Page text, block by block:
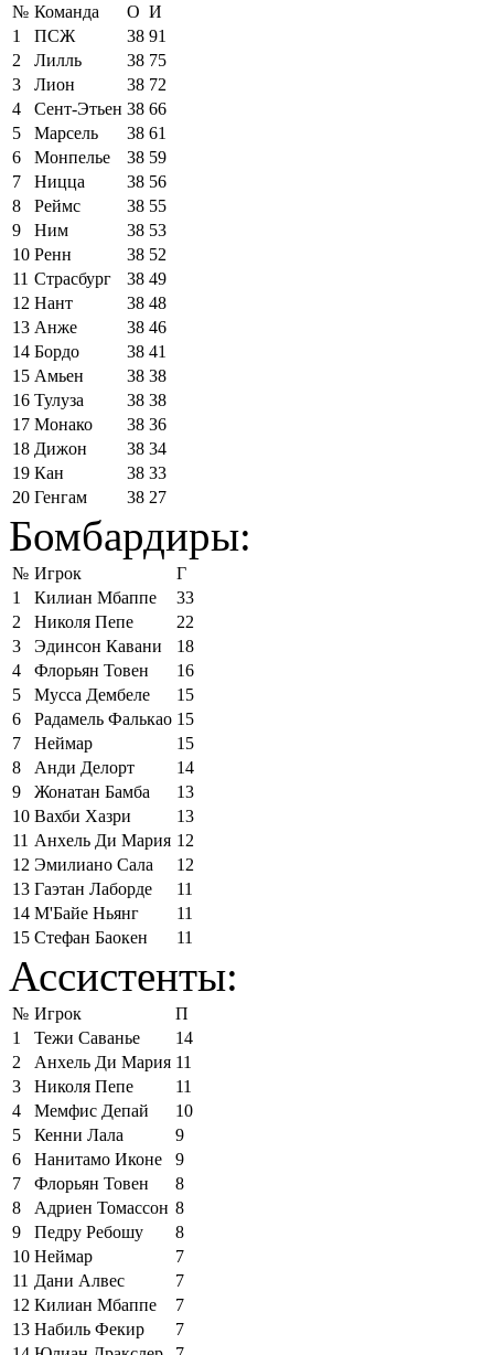
№ Команда О И
1
ПСЖ 38 91
2
Лилль 38 75
3
Лион 38 72
4
Сент-Этьен 38 66
5
Марсель 38 61
6
Монпелье 38 59
7
Ницца 38 56
8
Реймс 38 55
9
Ним 38 53
10 Ренн 38 52
11 Страсбург 38 49
12 Нант 38 48
13 Анже 38 46
14 Бордо 38 41
15 Амьен 38 38
16 Тулуза 38 38
17 Монако 38 36
18 Дижон 38 34
19 Кан 38 33
20 Генгам 38 27
Бомбардиры:
№ Игрок
Г
1
Килиан Мбаппе
33
2
Николя Пепе
22
3
Эдинсон Кавани
18
4
Флорьян Товен
16
5
Мусса Дембеле
15
6
Радамель Фалькао 15
7
Неймар
15
8
Анди Делорт
14
9
Жонатан Бамба
13
10 Вахби Хазри
13
11 Анхель Ди Мария 12
12 Эмилиано Сала
12
13 Гаэтан Лаборде
11
14 М'Байе Ньянг
11
15 Стефан Баокен 11
Ассистенты:
№ Игрок
П
1
Тежи Саванье
14
2
Анхель Ди Мария 11
3
Николя Пепе
11
4
Мемфис Депай
10
5
Кенни Лала
9
6
Нанитамо Иконе
9
7
Флорьян Товен
8
8
Адриен Томассон 8
9
Педру Ребошу
8
10 Неймар
7
11 Дани Алвес
7
12 Килиан Мбаппе
7
13 Набиль Фекир
7